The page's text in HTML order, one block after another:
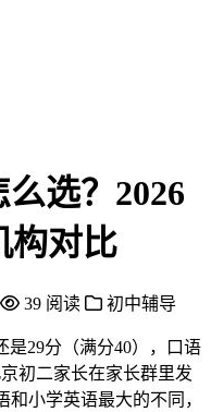
选？2026
构对比
39 阅读 初中辅导
是29分（满分40），口语
初二家长在家长群里发
小学英语最大的不同，